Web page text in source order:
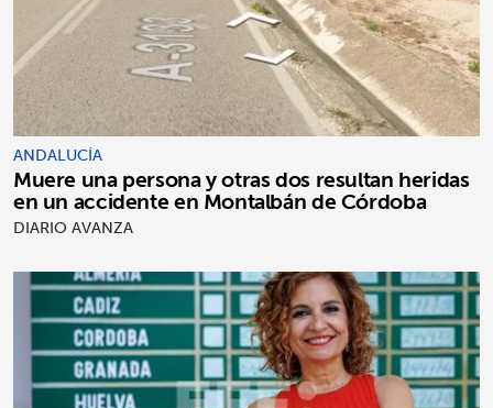
ANDALUCÍA
Muere una persona y otras dos resultan heridas
en un accidente en Montalbán de Córdoba
DIARIO AVANZA